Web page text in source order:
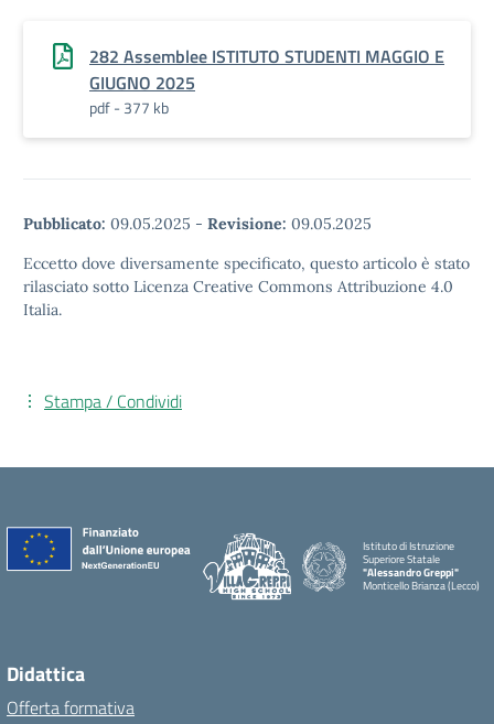
282 Assemblee ISTITUTO STUDENTI MAGGIO E
GIUGNO 2025
pdf - 377 kb
Pubblicato: 09.05.2025 - Revisione: 09.05.2025
Eccetto dove diversamente specificato, questo articolo è stato
rilasciato sotto Licenza Creative Commons Attribuzione 4.0
Italia.
Stampa / Condividi
Istituto di Istruzione
Superiore Statale
"Alessandro Greppi"
Monticello Brianza (Lecco)
Didattica
Offerta formativa